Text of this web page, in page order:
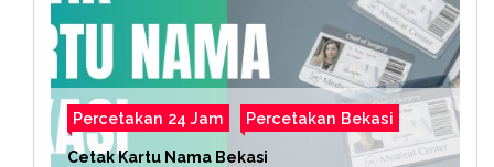
Percetakan 24 Jam Percetakan Bekasi
Cetak Kartu Nama Bekasi